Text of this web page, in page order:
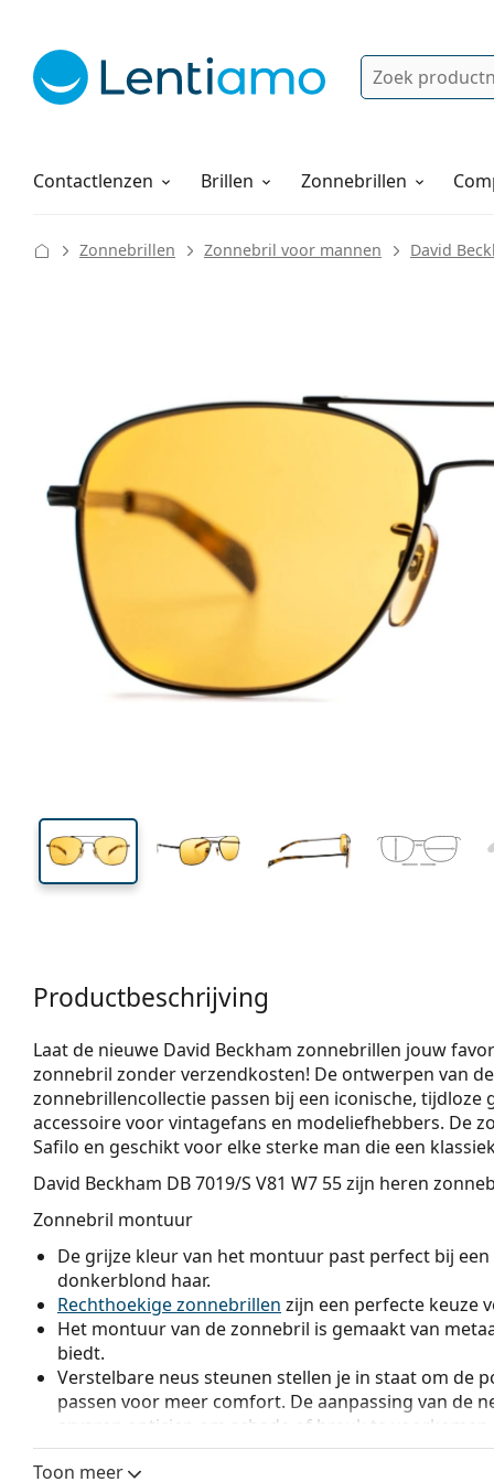
Zoek
Contactlenzen
Lenzenvloeistoffen Brillen Zonnebrillen
Hoe bestellen
Zonnebrillen Zonnebril voor mannen David
Breedte
Glashoogte
55 mm
Glasbreedte
Productbeschrijving
Laat de nieuwe David Beckham zonnebrillen jouw
zonnebril zonder verzendkosten! De ontwerpen van
zonnebrillencollectie passen bij een iconische,
accessoire voor vintagefans en modeliefhebbers. De
Safilo en geschikt voor elke sterke man die een
David Beckham DB 7019/S V81 W7 55zijn heren
Zonnebril montuur
De grijze kleur van het montuur past perfect bij
donkerblond haar.
Rechthoekige zonnebrillen zijn een perfecte keuze
Het montuur van de zonnebril is gemaakt van
biedt.
Verstelbare neus steunen stellen je in staat om de
passen voor meer comfort. De aanpassing van de
ervaren opticien om schade of breuk te voorkomen.
Zonnebril glazen
Toon meer